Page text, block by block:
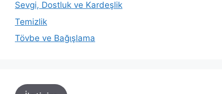
Sevgi, Dostluk ve Kardeşlik
Temizlik
Tövbe ve Bağışlama